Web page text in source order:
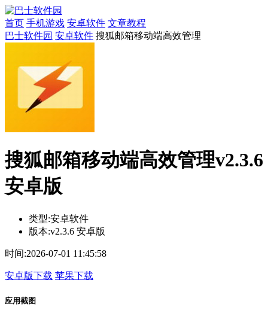
首页 手机游戏 安卓软件 文章教程
巴士软件园 安卓软件 搜狐邮箱移动端高效管理
搜狐邮箱移动端高效管理v2.3.6
安卓版
类型:安卓软件
版本:v2.3.6 安卓版
时间:2026-07-01 11:45:58
安卓版下载 苹果下载
应用截图